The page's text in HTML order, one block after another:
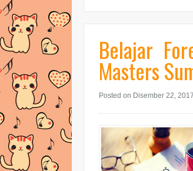
Belajar
Masters
Posted on Disember 22, 2017